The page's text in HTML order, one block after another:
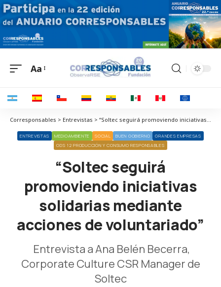
Aa
Corresponsables > Entrevistas > “Soltec seguirá promoviendo iniciativas solidarias mediante acciones de voluntariado”
ENTREVISTAS MEDIOAMBIENTE SOCIAL BUEN GOBIERNO
GRANDES EMPRESAS
ODS 12 PRODUCCIÓN Y CONSUMO RESPONSABLES
“Soltec seguirá
promoviendo iniciativas
solidarias mediante
acciones de voluntariado”
Entrevista a Ana Belén Becerra,
Corporate Culture CSR Manager de
Soltec